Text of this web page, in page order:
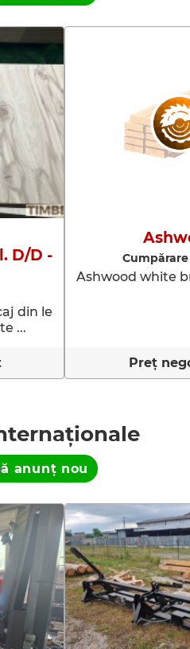
D/D -
din le
...
Ashwood white
Preț
anunţ nou